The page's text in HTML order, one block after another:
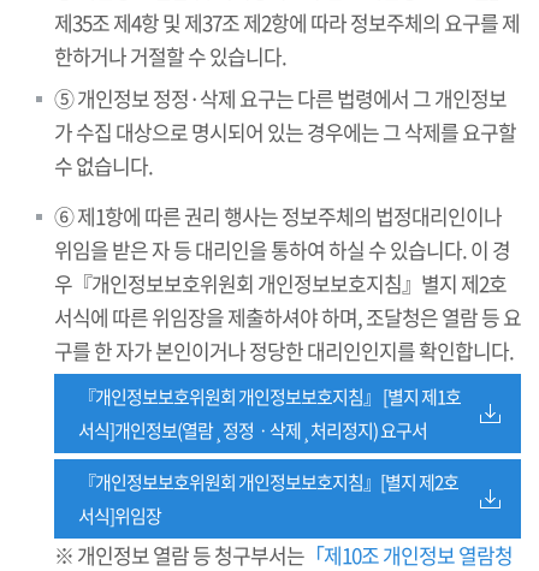
제35조 제4항 및 제37조 제2항에 따라 정보주체의 요구를 제
한하거나 거절할 수 있습니다.
⑤ 개인정보 정정·삭제 요구는 다른 법령에서 그 개인정보
가 수집 대상으로 명시되어 있는 경우에는 그 삭제를 요구할
수 없습니다.
⑥ 제1항에 따른 권리 행사는 정보주체의 법정대리인이나
위임을 받은 자 등 대리인을 통하여 하실 수 있습니다. 이 경
우『개인정보보호위원회 개인정보보호지침』별지 제2호
서식에 따른 위임장을 제출하셔야 하며, 조달청은 열람 등 요
구를 한 자가 본인이거나 정당한 대리인인지를 확인합니다.
『개인정보보호위원회 개인정보보호지침』 [별지 제1호
서식]개인정보(열람¸정정ㆍ삭제¸처리정지) 요구서
『개인정보보호위원회 개인정보보호지침』[별지 제2호
서식]위임장
※ 개인정보 열람 등 청구부서는 「제10조 개인정보 열람청